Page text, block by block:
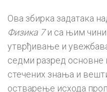
Ова збирка задатака
Физика 7и са њим
утврђивање и
седми разред основне
стечених знања и
остварење исхода